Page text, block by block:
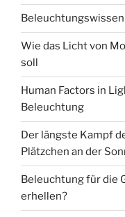
Wie das Licht von
soll
Human Factors in
Beleuchtung
Der längste Kampf
Plätzchen an der
Beleuchtung für die
erhellen?